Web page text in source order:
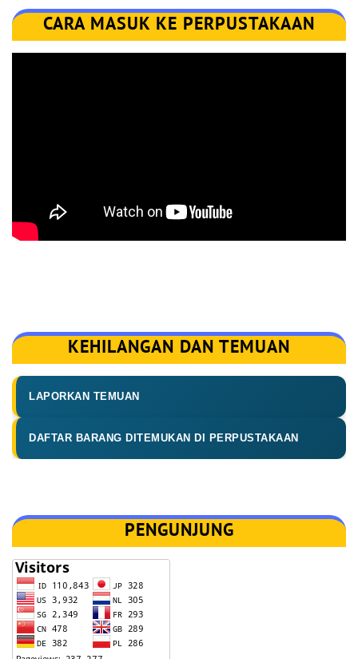
CARA MASUK KE PERPUSTAKAAN
KEHILANGAN DAN TEMUAN
LAPORKAN TEMUAN
DAFTAR BARANG DITEMUKAN DI PERPUSTAKAAN
PENGUNJUNG